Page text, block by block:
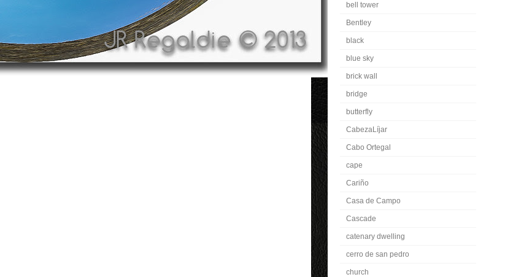
bell tower
Bentley
black
blue sky
brick wall
bridge
butterfly
CabezaLíjar
Cabo Ortegal
cape
Cariño
Casa de Campo
Cascade
catenary dwelling
cerro de san pedro
church